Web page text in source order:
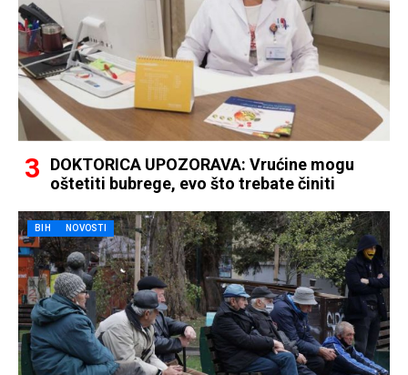
DOKTORICA UPOZORAVA: Vrućine mogu
oštetiti bubrege, evo što trebate činiti
BIH NOVOSTI